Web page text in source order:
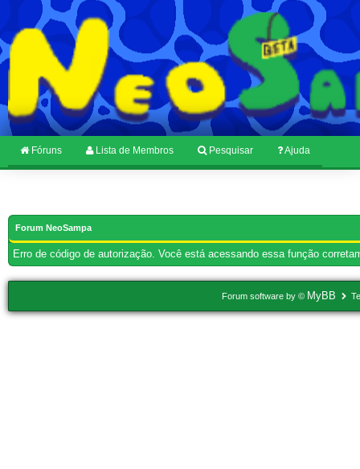
Fóruns Lista de Membros Pesquisar Ajuda
Forum NeoSampa
Erro de código de autorização. Você está acessando essa função
Forum software by © MyBB